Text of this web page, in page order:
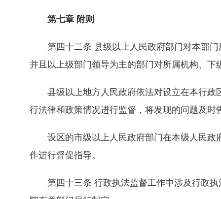
第七章 附则
第四十二条 县级以上人民政府部门对本部门
并且以上级部门领导为主的部门对所属机构、
县级以上地方人民政府依法对设立在本行政
行法律和政策情况进行监督，将发现的问题及时
设区的市级以上人民政府部门在本级人民政
作进行督促指导。
第四十三条 行政执法监督工作中涉及行政执